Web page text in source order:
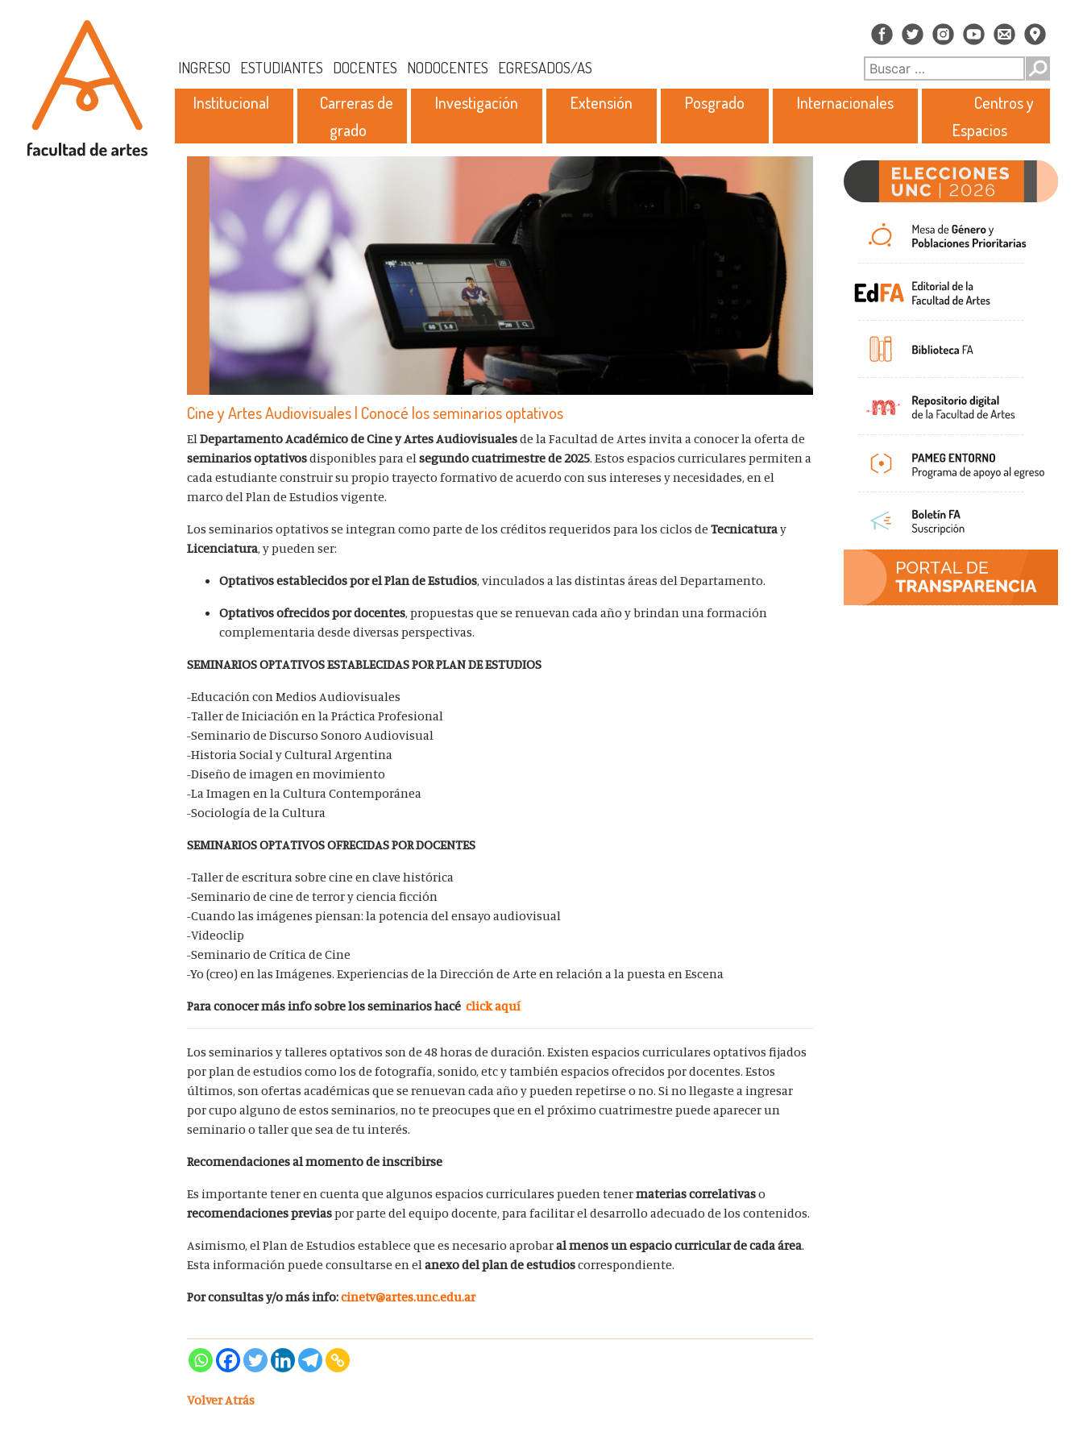
INGRESO ESTUDIANTES DOCENTES NODOCENTES EGRESADOS/AS
Institucional
Carreras de
grado
Investigación Extensión Posgrado Internacionales
Centros y
Espacios
Cine y Artes Audiovisuales | Conocé los seminarios optativos
ElDepartamento Académico de Cine y Artes Audiovisualesde la Facultad de Artes invita a conocer la oferta de
seminarios optativosdisponibles para elsegundo cuatrimestre de 2025. Estos espacios curriculares permiten a
cada estudiante construir su propio trayecto formativo de acuerdo con sus intereses y necesidades, en el
marco del Plan de Estudios vigente.
Los seminarios optativos se integran como parte de los créditos requeridos para los ciclos deTecnicaturay
Licenciatura, y pueden ser:
Optativos establecidos por el Plan de Estudios, vinculados a las distintas áreas del Departamento.
Optativos ofrecidos por docentes, propuestas que se renuevan cada año y brindan una formación
complementaria desde diversas perspectivas.
SEMINARIOS OPTATIVOS ESTABLECIDAS POR PLAN DE ESTUDIOS
-Educación con Medios Audiovisuales
-Taller de Iniciación en la Práctica Profesional
-Seminario de Discurso Sonoro Audiovisual
-Historia Social y Cultural Argentina
-Diseño de imagen en movimiento
-La Imagen en la Cultura Contemporánea
-Sociología de la Cultura
SEMINARIOS OPTATIVOS OFRECIDAS POR DOCENTES
-Taller de escritura sobre cine en clave histórica
-Seminario de cine de terror y ciencia ficción
-Cuando las imágenes piensan: la potencia del ensayo audiovisual
-Videoclip
-Seminario de Crítica de Cine
-Yo (creo) en las Imágenes. Experiencias de la Dirección de Arte en relación a la puesta en Escena
Para conocer más info sobre los seminarios hacé click aquí
Los seminarios y talleres optativos son de 48 horas de duración. Existen espacios curriculares optativos fijados
por plan de estudios como los de fotografía, sonido, etc y también espacios ofrecidos por docentes. Estos
últimos, son ofertas académicas que se renuevan cada año y pueden repetirse o no. Si no llegaste a ingresar
por cupo alguno de estos seminarios, no te preocupes que en el próximo cuatrimestre puede aparecer un
seminario o taller que sea de tu interés.
Recomendaciones al momento de inscribirse
Es importante tener en cuenta que algunos espacios curriculares pueden tenermaterias correlativaso
recomendaciones previaspor parte del equipo docente, para facilitar el desarrollo adecuado de los contenidos.
Asimismo, el Plan de Estudios establece que es necesario aprobaral menos un espacio curricular de cada área.
Esta información puede consultarse en elanexo del plan de estudioscorrespondiente.
Por consultas y/o más info:cinetv@artes.unc.edu.ar
Volver Atrás